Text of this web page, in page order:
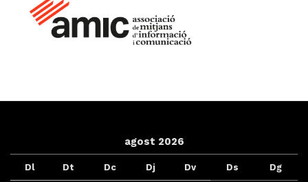
agost 2026
Dl Dt Dc Dj Dv Ds Dg